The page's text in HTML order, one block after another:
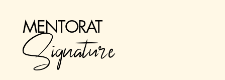
MENTORAT
Signature